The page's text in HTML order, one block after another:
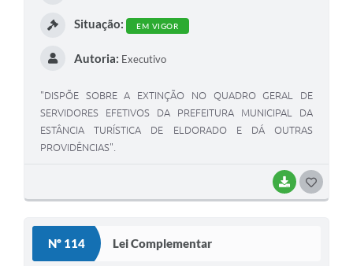
BAIXAR
Situação: EM VIGOR
Autoria: Executivo
"DISPÕE SOBRE A EXTINÇÃO NO QUADRO GERAL DE
SERVIDORES EFETIVOS DA PREFEITURA MUNICIPAL DA
ESTÂNCIA TURÍSTICA DE ELDORADO E DÁ OUTRAS
PROVIDÊNCIAS".
Nº 114 Lei Complementar